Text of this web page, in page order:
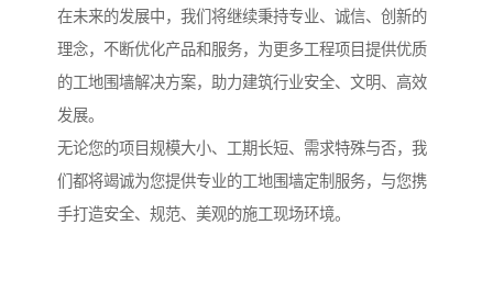
在未来的发展中，我们将继续秉持专业、诚信、创新的
理念，不断优化产品和服务，为更多工程项目提供优质
的工地围墙解决方案，助力建筑行业安全、文明、高效
发展。
无论您的项目规模大小、工期长短、需求特殊与否，我
们都将竭诚为您提供专业的工地围墙定制服务，与您携
手打造安全、规范、美观的施工现场环境。